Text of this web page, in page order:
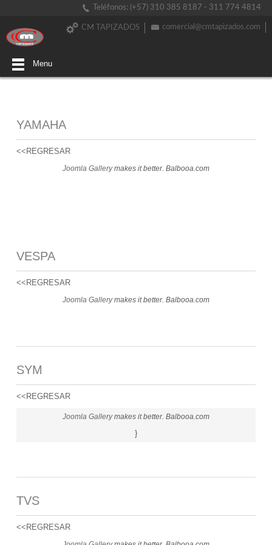
Teléfonos: (+57) 310 385 8187 - 311 774 4814
comercial@cmtapizados.com
CM TAPIZADOS
Menu
YAMAHA
<<REGRESAR
Joomla Gallerymakes it better. Balbooa.com
VESPA
<<REGRESAR
Joomla Gallerymakes it better. Balbooa.com
SYM
<<REGRESAR
Joomla Gallerymakes it better. Balbooa.com
}
TVS
<<REGRESAR